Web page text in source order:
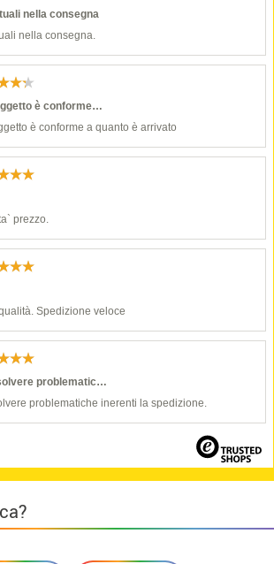
nella consegna
nella consegna.
è conforme…
è conforme a quanto è arrivato
prezzo.
Spedizione veloce
problematic…
problematiche inerenti la spedizione.